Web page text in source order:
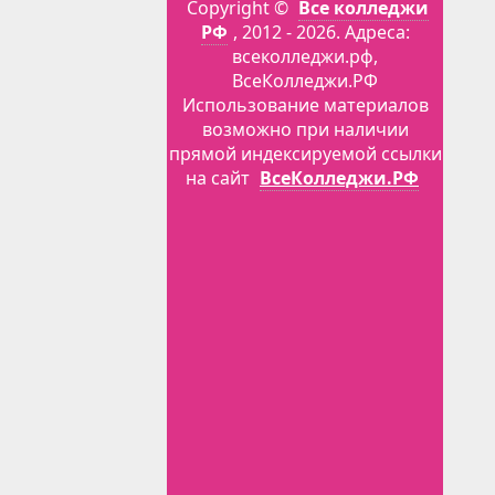
Copyright © Все колледжи
РФ , 2012 - 2026. Адреса:
всеколледжи.рф,
ВсеКолледжи.РФ
Использование материалов
возможно при наличии
прямой индексируемой ссылки
на сайт ВсеКолледжи.РФ